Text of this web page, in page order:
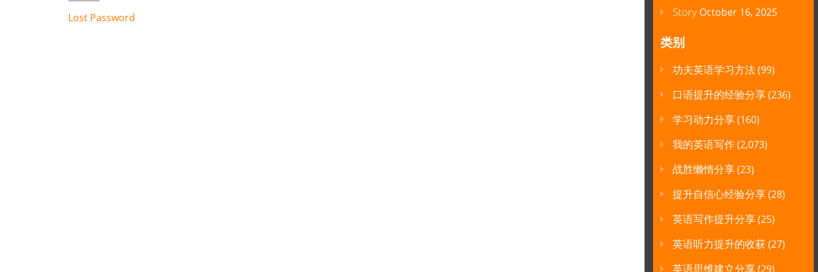
Lost Password Story October 16, 2025
类别
功夫英语学习方法(99)
口语提升的经验分享(236)
学习动力分享(160)
我的英语写作(2,073)
战胜懒惰分享(23)
提升自信心经验分享(28)
英语写作提升分享(25)
英语听力提升的收获(27)
英语思维建立分享(29)